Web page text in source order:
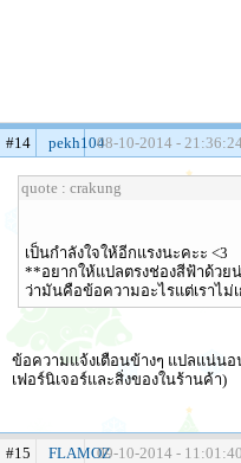
#14 pekh10408-10-2014 -
quote : crakung
เป็นกำลังใจให้อีกแรงนะคะะ <3
**อยากให้แปลตรงช่องสีฟ้าด้วย
ว่ามันคือข้อความอะไรแต่เราไม่เ
ข้อความแจ้งเตือนข้างๆ แปลแน่นอ
เฟอร์นิเจอร์และสิ่งของในร้านค้า)
#15 FLAMOZ09-10-2014 - 11:01:40